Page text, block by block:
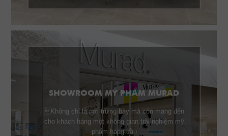
SHOWROOM MỸ PHẨM MURAD
Không chỉ là nơi trưng bày mà còn mang đến
cho khách hàng một không gian trãi nghiệm mỹ
phẩm hàng đầu